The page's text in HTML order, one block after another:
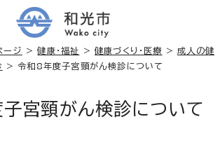
ージ >健康・福祉 >健康づくり・医療 > 成人の健
> 令和8年度子宮頸がん検診について
宮頸がん検診について